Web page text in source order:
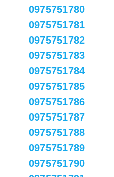
0975751780
0975751781
0975751782
0975751783
0975751784
0975751785
0975751786
0975751787
0975751788
0975751789
0975751790